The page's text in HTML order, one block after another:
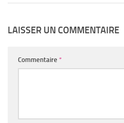
LAISSER UN COMMENTAIRE
Commentaire *